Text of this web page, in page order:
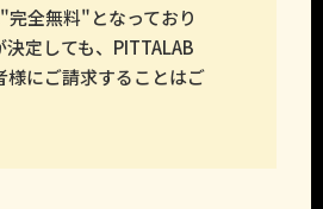
完全無料"となっており
決定しても、PITTALAB
様にご請求することはご